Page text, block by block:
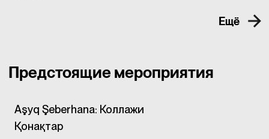
Ещё
Предстоящие мероприятия
Aşyq Şeberhana: Коллажи
Қонақтар